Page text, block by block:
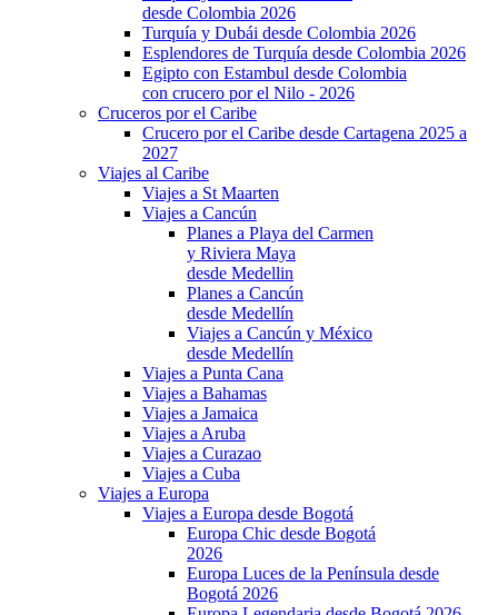
desde Colombia 2026
Turquía y Dubái desde Colombia 2026
Esplendores de Turquía desde Colombia 2026
Egipto con Estambul desde Colombia
con crucero por el Nilo - 2026
Cruceros por el Caribe
Crucero por el Caribe desde Cartagena 2025 a
2027
Viajes al Caribe
Viajes a St Maarten
Viajes a Cancún
Planes a Playa del Carmen
y Riviera Maya
desde Medellin
Planes a Cancún
desde Medellín
Viajes a Cancún y México
desde Medellín
Viajes a Punta Cana
Viajes a Bahamas
Viajes a Jamaica
Viajes a Aruba
Viajes a Curazao
Viajes a Cuba
Viajes a Europa
Viajes a Europa desde Bogotá
Europa Chic desde Bogotá
2026
Europa Luces de la Península desde
Bogotá 2026